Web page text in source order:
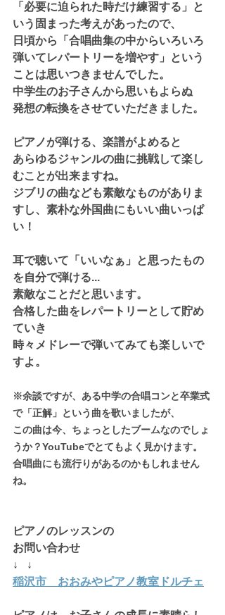
「必要に迫られた時だけ練習する」と
いう固まった考えがあったので、
日頃から「合唱曲集の中からいろいろ
弾いてレパートリーを増やす」という
ことは思いつきませんでした。
中学生のお子さんから思いもよらぬ
発想の転換をさせていただきました。
ピアノが弾ける、楽譜がよめると
あらゆるジャンルの曲に挑戦して楽し
むことが出来ますね。
ジブリの曲なども素敵なものがありま
すし、素朴な外国曲にもいい曲いっぱ
い！
耳で聴いて「いいなぁ」と思ったもの
を自分で弾ける...
素敵なことだと思います。
合格した曲をレパートリーとして貯め
ていき
時々メドレーで弾いてみても楽しいで
すよ。
※余談ですが、ある中学の合唱コンと卒業式
で「正解」という曲を歌いましたが、
この曲は今、ちょっとしたブームなのでしょ
うか？YouTubeでとてもよく見かけます。
合唱曲にも流行りがあるのかもしれません
ね。
ピアノのレッスンの
お問い合わせ
↓   ↓
稲沢市　おおみやピアノ教室ドルチェ